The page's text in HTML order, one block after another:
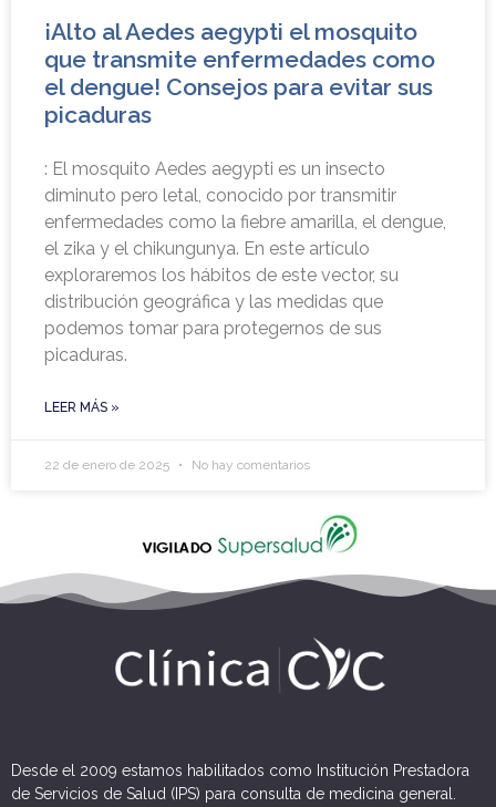
¡Alto al Aedes aegypti el mosquito
que transmite enfermedades como
el dengue! Consejos para evitar sus
picaduras
: El mosquito Aedes aegypti es un insecto
diminuto pero letal, conocido por transmitir
enfermedades como la fiebre amarilla, el dengue,
el zika y el chikungunya. En este artículo
exploraremos los hábitos de este vector, su
distribución geográfica y las medidas que
podemos tomar para protegernos de sus
picaduras.
LEER MÁS »
22 de enero de 2025 No hay comentarios
Desde el 2009 estamos habilitados como Institución Prestadora
de Servicios de Salud (IPS) para consulta de medicina general.